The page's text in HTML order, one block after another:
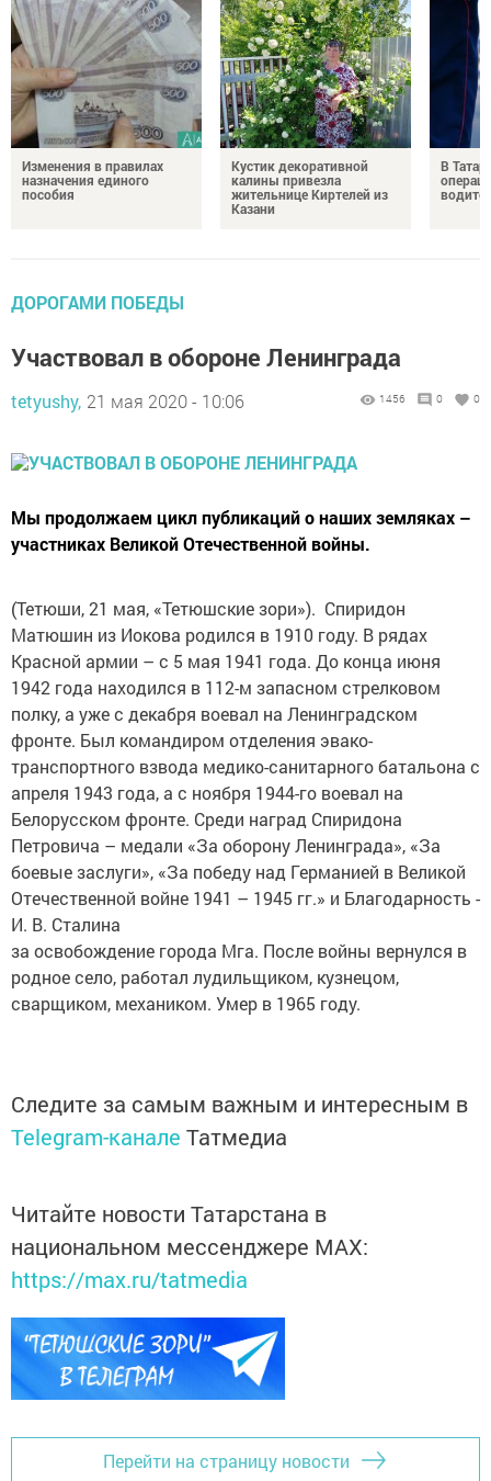
Изменения в правилах
назначения единого
пособия
Кустик декоративной
калины привезла
жительнице Киртелей из
Казани
В
ДОРОГАМИ ПОБЕДЫ
Участвовал в обороне Ленинграда
tetyushy, 21 мая 2020 - 10:06 1456 0 0
Мы продолжаем цикл публикаций о наших земляках –
участниках Великой Отечественной войны.
(Тетюши, 21 мая, «Тетюшские зори»). Спиридон
Матюшин из Иокова родился в 1910 году. В рядах
Красной армии – с 5 мая 1941 года. До конца июня
1942 года находился в 112-м запасном стрелковом
полку, а уже с декабря воевал на Ленинградском
фронте. Был командиром отделения эвако-
транспортного взвода медико-санитарного батальона с
апреля 1943 года, а с ноября 1944-го воевал на
Белорусском фронте. Среди наград Спиридона
Петровича – медали «За оборону Ленинграда», «За
боевые заслуги», «За победу над Германией в Великой
Отечест­венной войне 1941 – 1945 гг.» и Благодарность ­
И. В. Сталина
за освобождение города Мга. После войны вернулся в
родное село, работал лудильщиком, кузнецом,
сварщиком, ­механиком. Умер в 1965 году.
Следите за самым важным и интересным в
Telegram-канале Татмедиа
Читайте новости Татарстана в
национальном мессенджере MАХ:
https://max.ru/tatmedia
Перейти на страницу новости